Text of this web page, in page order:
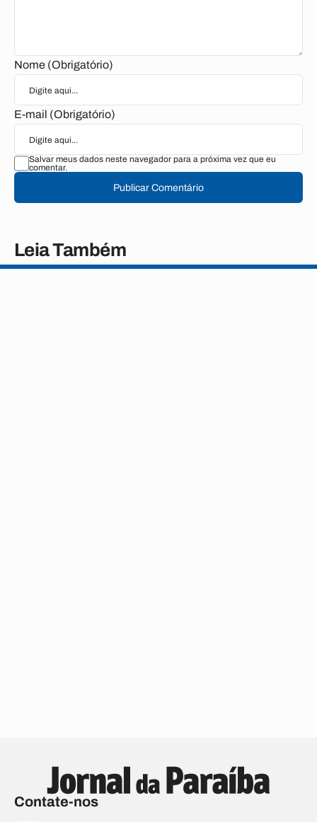
Nome (Obrigatório)
E-mail (Obrigatório)
Salvar meus dados neste navegador para a próxima vez que eu
comentar.
Publicar Comentário
Leia Também
Contate-nos